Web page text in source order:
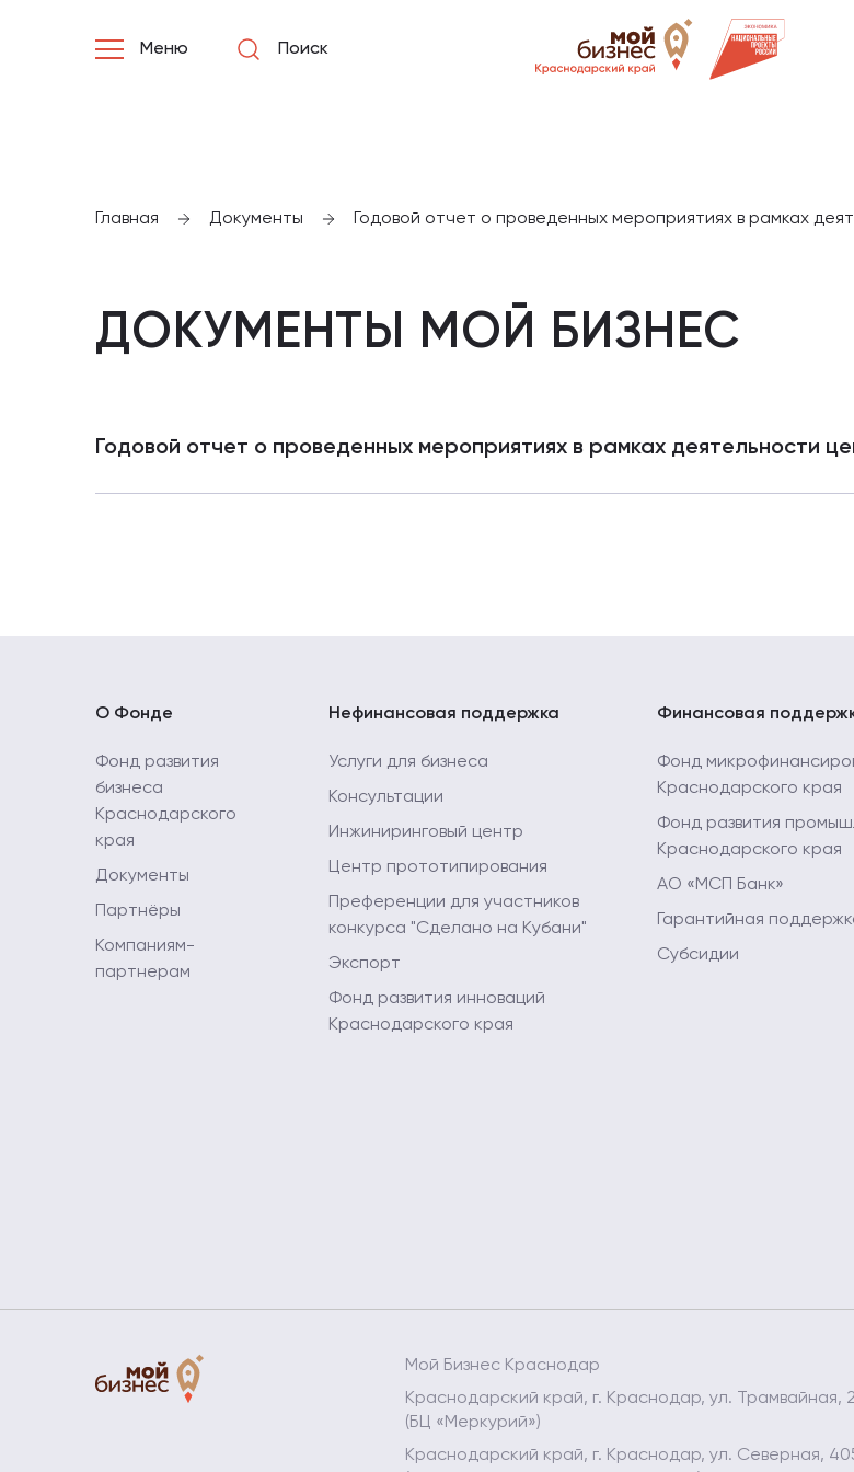
Меню Поиск
Главная Документы Годовой отчет о проведенных мероприятиях в рамках
ДОКУМЕНТЫ МОЙ БИЗНЕС
Годовой отчет о проведенных мероприятиях в рамках деятельности
Годовой отчет о проведенных мероприятиях в рамках деятельности центра «Мой
Годовой отчет о проведенных мероприятиях в рамках деятельности центра «Мой
Годовой отчет о проведенных мероприятиях в рамках деятельности центра «Мой
О Фонде
Фонд развития
бизнеса
Краснодарского
края
Документы
Партнёры
Компаниям-
партнерам
Нефинансовая поддержка
Услуги для бизнеса
Консультации
Инжиниринговый центр
Центр прототипирования
Преференции для участников
конкурса "Сделано на Кубани"
Экспорт
Фонд развития инноваций
Краснодарского края
Финансовая
Фонд
Краснодарского края
Фонд развития
Краснодарского края
АО «МСП Банк»
Гарантийная
Субсидии
Мой Бизнес Краснодар
Краснодарский край, г. Краснодар, ул. Трамвайная,
(БЦ «Меркурий»)
Краснодарский край, г. Краснодар, ул. Северная,